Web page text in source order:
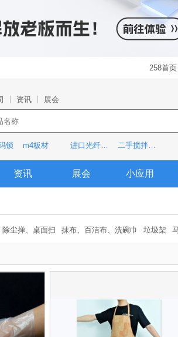
258首页
资讯 展会
锁 m4板材 进口光纤传感器 二手搅拌罐车
资讯 展会 小应用
除尘掸、桌面扫 抹布、百洁布、洗碗巾 垃圾架
盂 垃圾桶 搓衣板 垃圾袋 家用盆 家务手套 水